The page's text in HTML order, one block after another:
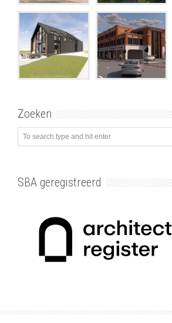
Zoeken
SBA geregistreerd